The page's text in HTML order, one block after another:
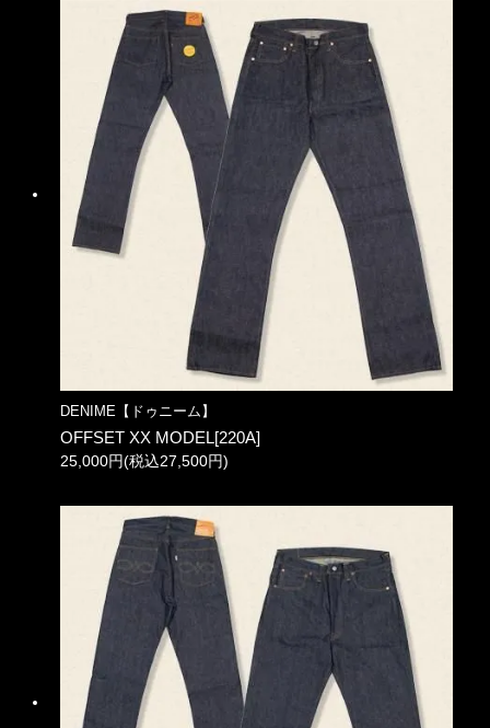
DENIME【ドゥニーム】
OFFSET XX MODEL[220A]
25,000円(税込27,500円)